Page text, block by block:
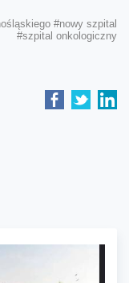
#nowy szpital
#szpital onkologiczny